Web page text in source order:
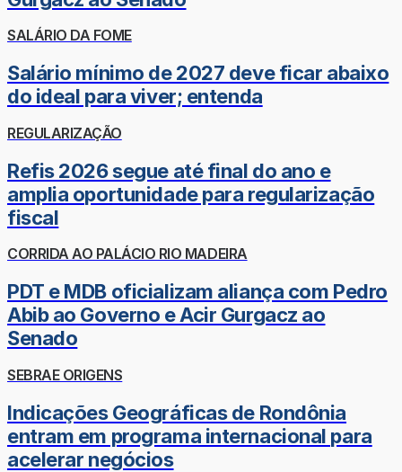
SALÁRIO DA FOME
Salário mínimo de 2027 deve ficar abaixo
do ideal para viver; entenda
REGULARIZAÇÃO
Refis 2026 segue até final do ano e
amplia oportunidade para regularização
fiscal
CORRIDA AO PALÁCIO RIO MADEIRA
PDT e MDB oficializam aliança com Pedro
Abib ao Governo e Acir Gurgacz ao
Senado
SEBRAE ORIGENS
Indicações Geográficas de Rondônia
entram em programa internacional para
acelerar negócios